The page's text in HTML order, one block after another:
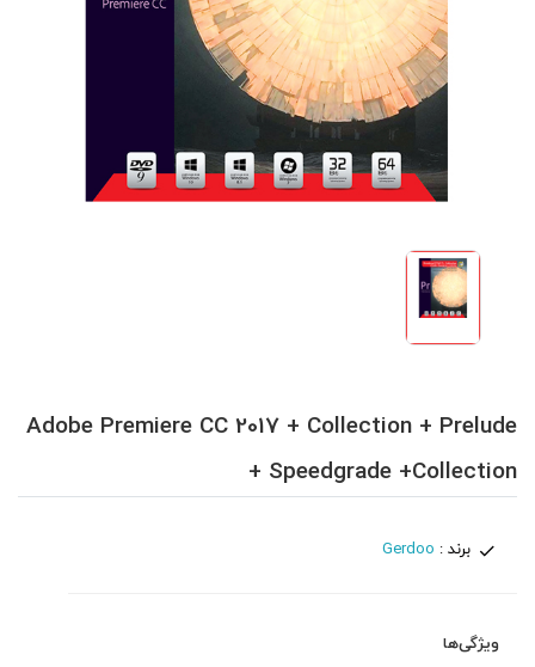
Adobe Premiere CC 2017 + Collection + Prelude
+ Speedgrade +Collection
برند : Gerdoo
ویژگی‌ها